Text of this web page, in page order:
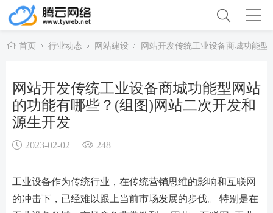
首页 行业动态 网站建设 网站开发传统工业设备商城功能
网站开发传统工业设备商城功能型网站
的功能有哪些？(组图)网站二次开发和
源生开发
2023-02-02 248
工业设备作为传统行业，在传统营销思维的影响和互联网
的冲击下，已经难以跟上当前市场发展的步伐。 特别是在